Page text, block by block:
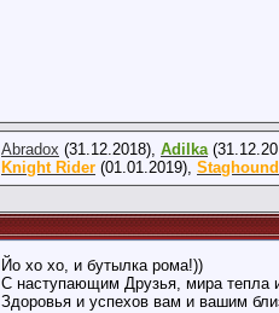
Abradox (31.12.2018), Adilka
Knight Rider (01.01.2019), Staghound
Йо хо хо, и бутылка рома!))
С наступающим Друзья, мира тепла
Здоровья и успехов вам и вашим